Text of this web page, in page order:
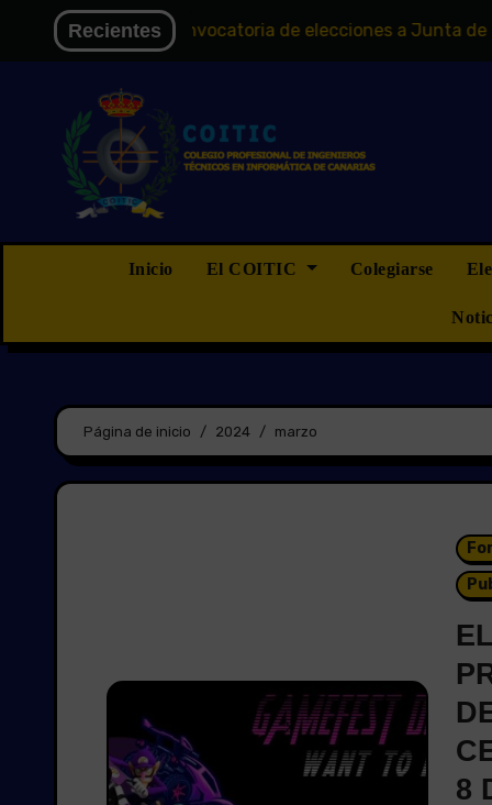
Recientes
Convocatoria de elecciones a Junta de Gobierno
Inicio El COITIC Colegiarse
Página de inicio 2024 marzo
8